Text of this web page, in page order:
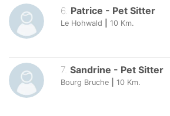
6. Patrice - Pet Sitter
Le Hohwald 10 Km.
7. Sandrine - Pet Sitter
Bourg Bruche 10 Km.